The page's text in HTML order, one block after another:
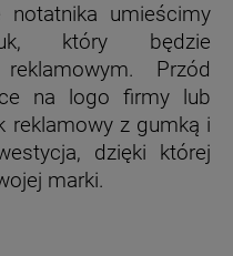
notatnika umieścimy
który będzie
Przód
na logo firmy lub
reklamowy z gumką i
dzięki której
marki.